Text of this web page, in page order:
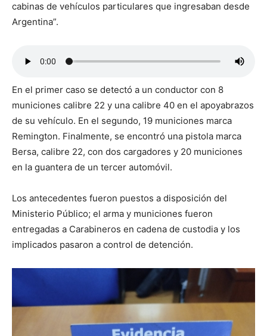
cabinas de vehículos particulares que ingresaban desde
Argentina”.
En el primer caso se detectó a un conductor con 8
municiones calibre 22 y una calibre 40 en el apoyabrazos
de su vehículo. En el segundo, 19 municiones marca
Remington. Finalmente, se encontró una pistola marca
Bersa, calibre 22, con dos cargadores y 20 municiones
en la guantera de un tercer automóvil.
Los antecedentes fueron puestos a disposición del
Ministerio Público; el arma y municiones fueron
entregadas a Carabineros en cadena de custodia y los
implicados pasaron a control de detención.